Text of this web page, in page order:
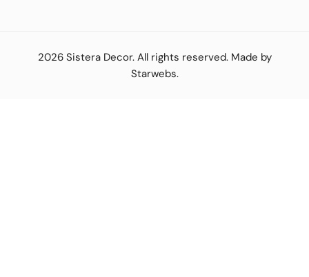
2026 Sistera Decor. All rights reserved. Made by
Starwebs.